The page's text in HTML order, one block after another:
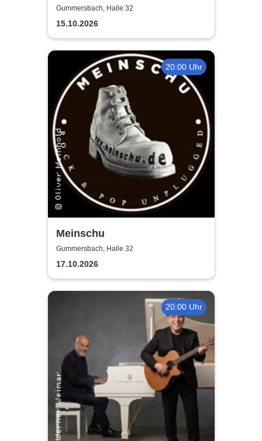
Musikkorps der Bundeswehr
Gummersbach, Halle 32
15.10.2026
20:00 Uhr
Meinschu
Gummersbach, Halle 32
17.10.2026
20:00 Uhr